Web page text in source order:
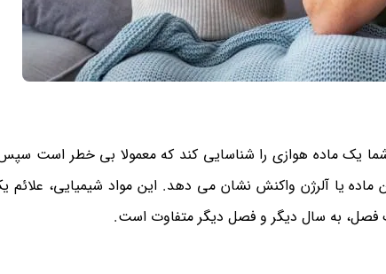
یک ماده هوازی را شناسایی کند که معمولا بی خطر است سپس
ماده یا آلرژن واکنش نشان می دهد. این مواد شیمیایی،
فصل، به سال دیگر و فصل دیگر متفاوت است.